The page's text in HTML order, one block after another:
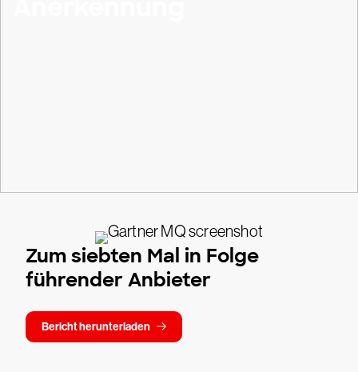
Zum siebten Mal in Folge
führender Anbieter
Bericht herunterladen